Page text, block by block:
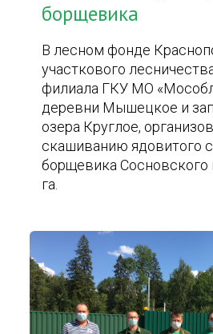
борщевика
В лесном фонде
участкового
филиала ГКУ МО
деревни Мышецкое и
озера Круглое,
скашиванию ядовитого
борщевика Сосновского
га.